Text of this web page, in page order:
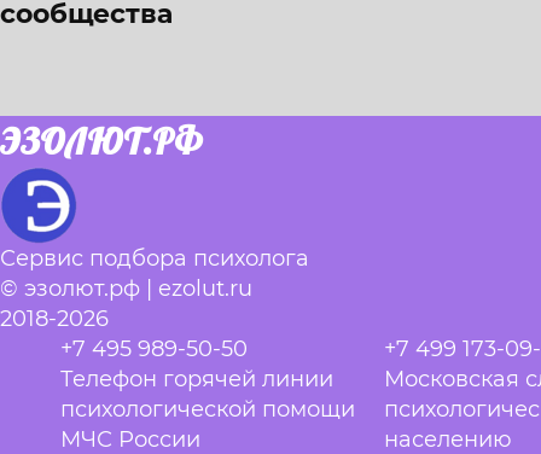
сообщества
ЭЗОЛЮТ.РФ
Сервис подбора психолога
© эзолют.рф | ezolut.ru
2018-2026
+7 495 989-50-50
Телефон горячей линии
психологической помощи
МЧС России
+7 499 173-
Московская
населению